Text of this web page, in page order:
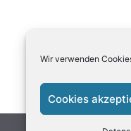
Wir verwenden
Cookies